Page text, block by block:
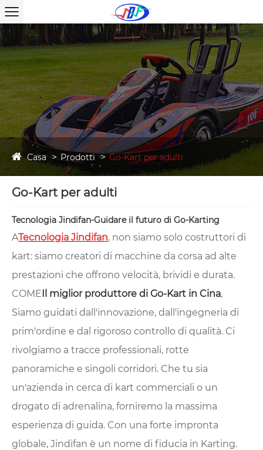
Casa Prodotti Go-Kart per adulti
Go-Kart per adulti
Tecnologia Jindifan-Guidare il futuro di Go-Karting
ATecnologia Jindifan, non siamo solo costruttori di
kart: siamo creatori di macchine da corsa ad alte
prestazioni che offrono velocità, brividi e durata.
COMEIl miglior produttore di Go-Kart in Cina,
Siamo guidati dall'innovazione, dall'ingegneria di
prim'ordine e dal rigoroso controllo di qualità. Ci
rivolgiamo a tracce professionali, rotte
panoramiche e singoli corridori. Che tu sia
un'azienda in cerca di kart commerciali o un
drogato di adrenalina, forniremo la massima
esperienza di guida. Con una forte impronta
globale, Jindifan è un nome di fiducia in Karting.